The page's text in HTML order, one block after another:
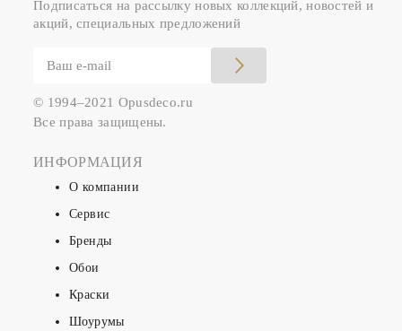
Подписаться на рассылку новых коллекций, новостей и
акций, специальных предложений
© 1994–2021 Opusdeco.ru
Все права защищены.
ИНФОРМАЦИЯ
О компании
Сервис
Бренды
Обои
Краски
Шоурумы